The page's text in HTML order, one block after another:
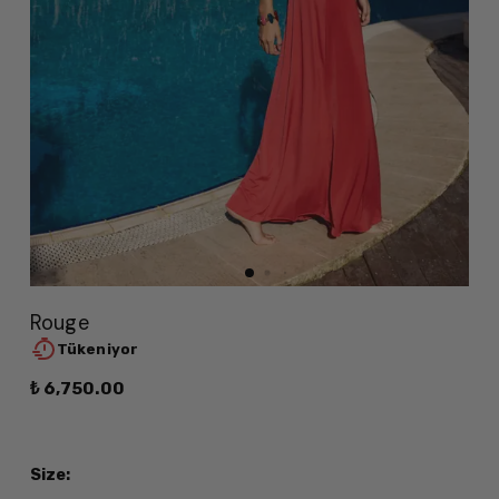
Rouge
Tükeniyor
₺ 6,750.00
Size: